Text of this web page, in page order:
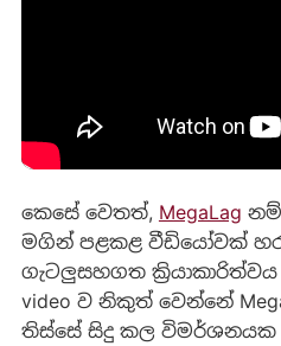
කෙසේ වෙතත්, MegaLag නම්
මගින් පළකළ වීඩියෝවක්
ගැටලුසහගත
video ව නිකුත් වෙන්නේ
තිස්සේ සිදු කල විමර්ශනයක